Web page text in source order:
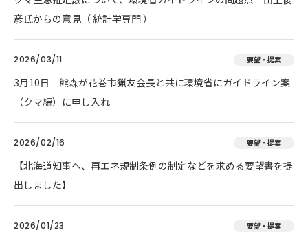
彦氏からの意見（ 統計学専門 ）
2026/03/11 要望・提案
3月10日 熊森が花巻市猟友会長と共に環境省にガイドライン案
（クマ編）に申し入れ
2026/02/16 要望・提案
【北海道知事へ、再エネ規制条例の制定などを求める要望書を提
出しました】
2026/01/23 要望・提案